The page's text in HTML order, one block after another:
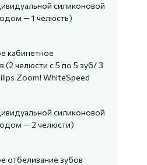
силиконовой
— 1 челюсть)
кабинетное
(2 челюсти с 5 по 5 зуб/ 3
Zoom! WhiteSpeed
силиконовой
— 2 челюсти)
отбеливание зубов